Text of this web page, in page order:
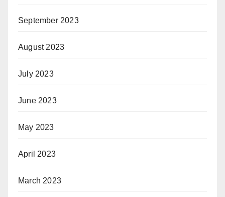
September 2023
August 2023
July 2023
June 2023
May 2023
April 2023
March 2023